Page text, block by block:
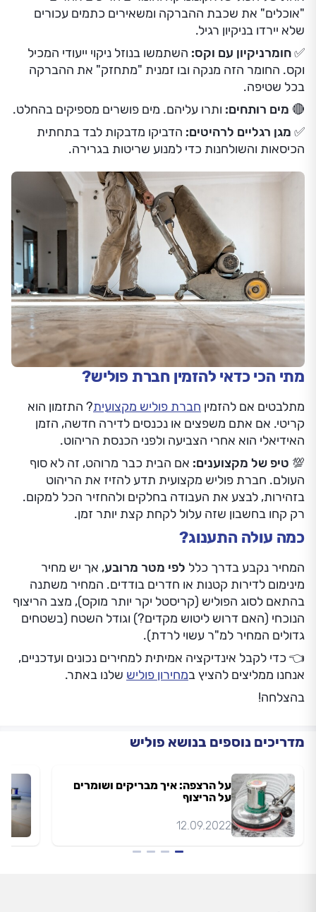
"אוכלים" את שכבת ההברקה ומשאירים כתמים עכורים
שלא יירדו בניקיון רגיל.
✅ חומרניקיון עם וקס: השתמשו בנוזל ניקוי ייעודי המכיל
וקס. החומר הזה מנקה ובו זמנית "מתחזק" את ההברקה
בכל שטיפה.
🔴 מים רותחים: ותרו עליהם. מים פושרים מספיקים בהחלט.
✅ מגן רגליים לרהיטים: הדביקו מדבקות לבד בתחתית
הכיסאות והשולחנות כדי למנוע שריטות בגרירה.
מתי הכי כדאי להזמין חברת פוליש?
מתלבטים אם להזמין חברת פוליש מקצועית? התזמון הוא
קריטי. אם אתם משפצים או נכנסים לדירה חדשה, הזמן
האידיאלי הוא אחרי הצביעה ולפני הכנסת הריהוט.
💯 טיפ של מקצוענים: אם הבית כבר מרוהט, זה לא סוף
העולם. חברת פוליש מקצועית תדע להזיז את הריהוט
בזהירות, לבצע את העבודה בחלקים ולהחזיר הכל למקום.
רק קחו בחשבון שזה עלול לקחת קצת יותר זמן.
כמה עולה התענוג?
המחיר נקבע בדרך כלל לפי מטר מרובע, אך יש מחיר
מינימום לדירות קטנות או חדרים בודדים. המחיר משתנה
בהתאם לסוג הפוליש (קריסטל יקר יותר מוקס), מצב הריצוף
הנוכחי (האם דרוש ליטוש מקדים?) וגודל השטח (בשטחים
גדולים המחיר למ"ר עשוי לרדת).
👈 כדי לקבל אינדיקציה אמיתית למחירים נכונים ועדכניים,
אנחנו ממליצים להציץ במחירון פוליש שלנו באתר.
בהצלחה!
מדריכים נוספים בנושא פוליש
על הרצפה: איך מבריקים ושומרים
על הריצוף
12.09.2022